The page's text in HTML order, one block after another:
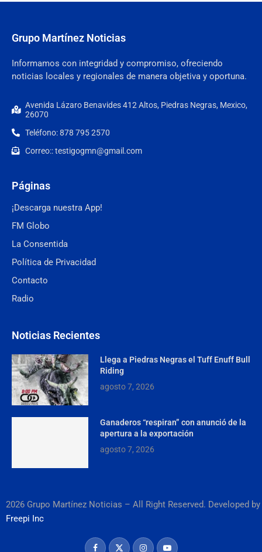
Grupo Martínez Noticias
Informamos con integridad y compromiso, ofreciendo
noticias locales y regionales de manera objetiva y oportuna.
Avenida Lázaro Benavides 412 Altos, Piedras Negras, Mexico,
26070
Teléfono: 878 795 2570
Correo:: testigogmn@gmail.com
Páginas
¡Descarga nuestra App!
FM Globo
La Consentida
Política de Privacidad
Contacto
Radio
Noticias Recientes
Llega a Piedras Negras el Tuff Enuff Bull
Riding
agosto 7, 2026
Ganaderos “respiran” con anunció de la
apertura a la exportación
agosto 7, 2026
2026 Grupo Martínez Noticias – All Right Reserved. Developed by
Freepi Inc